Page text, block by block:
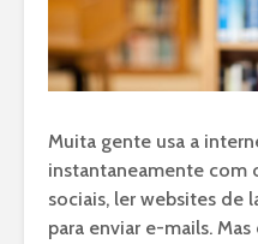
Muita gente usa a
instantaneamente com
sociais, ler websites de
para enviar e-mails.